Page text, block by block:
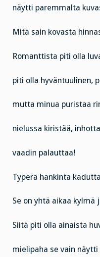
näytti paremmalta
Mitä sain kovasta
Romanttista piti olla
piti olla hyväntuulinen,
mutta minua puristaa
nielussa kiristää,
vaadin palauttaa!
Typerä hankinta
Se on yhtä aikaa kylmä
Siitä piti olla ainaista
mielipaha se vain